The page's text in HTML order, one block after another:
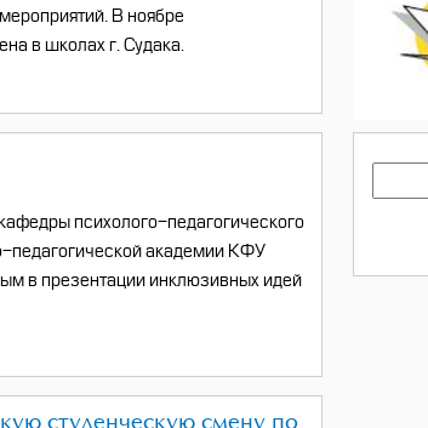
В ноябре
в школах г. Судака.
психолого-педагогического
педагогической академии КФУ
в презентации инклюзивных идей
студенческую смену по